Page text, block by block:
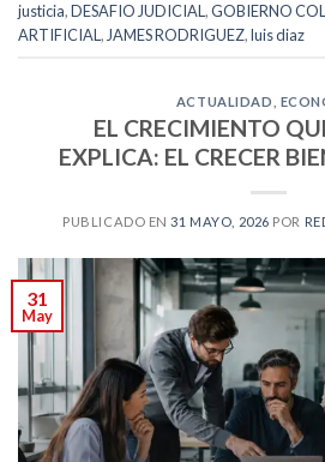
justicia,DESAFIO JUDICIAL ,GOBIERNO
ARTIFICIAL , JAMES RODRIGUEZ,luis diaz
ACTUALIDAD
EL CRECIMIENTO
EXPLICA: EL CRECER
PUBLICADO EN31 MAYO, 2026 POR
31
May